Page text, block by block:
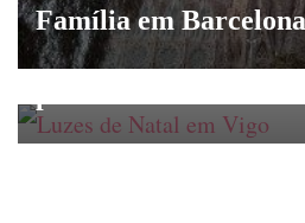
Família em Barcelona
Luzes de Natal em